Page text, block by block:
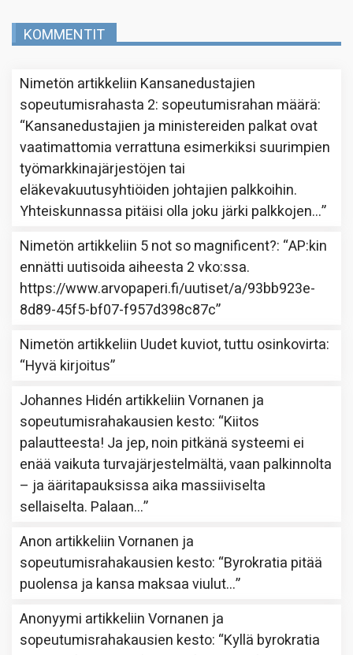
KOMMENTIT
Nimetön artikkeliin Kansanedustajien
sopeutumisrahasta 2: sopeutumisrahan määrä:
“Kansanedustajien ja ministereiden palkat ovat
vaatimattomia verrattuna esimerkiksi suurimpien
työmarkkinajärjestöjen tai
eläkevakuutusyhtiöiden johtajien palkkoihin.
Yhteiskunnassa pitäisi olla joku järki palkkojen…”
Nimetön artikkeliin 5 not so magnificent?: “AP:kin
ennätti uutisoida aiheesta 2 vko:ssa.
https://www.arvopaperi.fi/uutiset/a/93bb923e-
8d89-45f5-bf07-f957d398c87c”
Nimetön artikkeliin Uudet kuviot, tuttu osinkovirta:
“Hyvä kirjoitus”
Johannes Hidén artikkeliinVornanen ja
sopeutumisrahakausien kesto: “Kiitos
palautteesta! Ja jep, noin pitkänä systeemi ei
enää vaikuta turvajärjestelmältä, vaan palkinnolta
– ja ääritapauksissa aika massiiviselta
sellaiselta. Palaan…”
Anon artikkeliinVornanen ja
sopeutumisrahakausien kesto: “Byrokratia pitää
puolensa ja kansa maksaa viulut…”
Anonyymi artikkeliinVornanen ja
sopeutumisrahakausien kesto: “Kyllä byrokratia